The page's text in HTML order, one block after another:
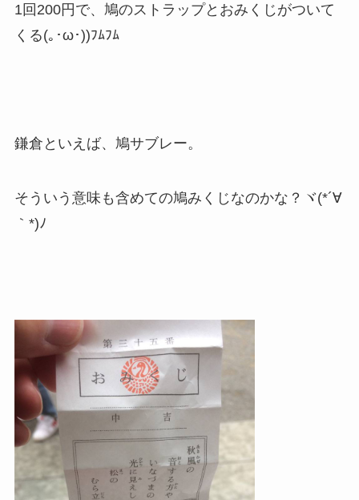
1回200円で、鳩のストラップとおみくじがついて
くる(｡･ω･))ﾌﾑﾌﾑ
鎌倉といえば、鳩サブレー。
そういう意味も含めての鳩みくじなのかな？ヾ(*´∀
｀*)ﾉ